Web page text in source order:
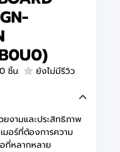
ชิ้น
ยังไม่มีรีวิว
งามและประสิทธิภาพ
มอร์ที่ต้องการความ
ที่หลากหลาย